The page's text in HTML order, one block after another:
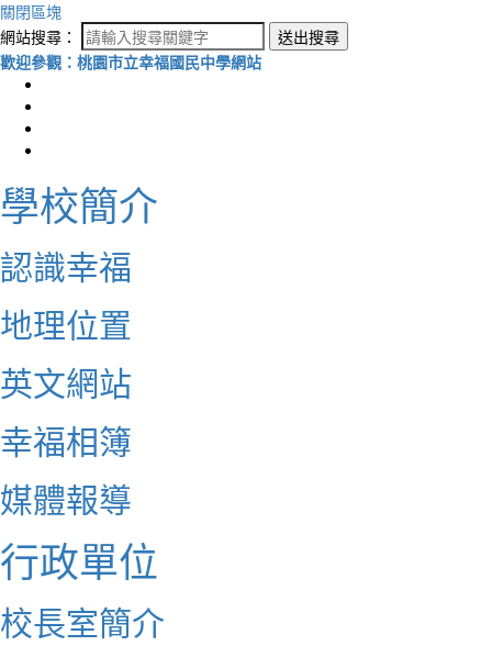
關閉區塊
網站搜尋：
送出搜尋
歡迎參觀：桃園市立幸福國民中學網站
學校簡介
認識幸福
地理位置
英文網站
幸福相簿
媒體報導
行政單位
校長室簡介